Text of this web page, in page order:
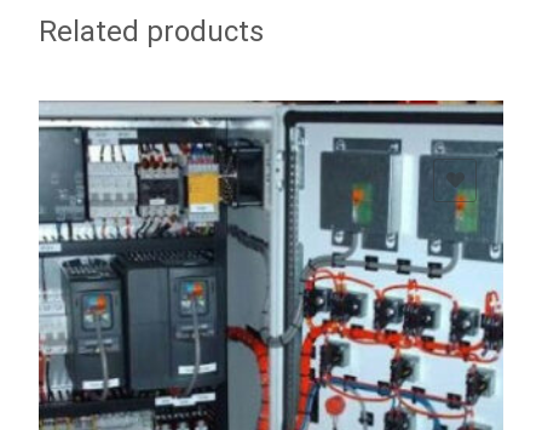
Related products
ADD TO WISHLIST